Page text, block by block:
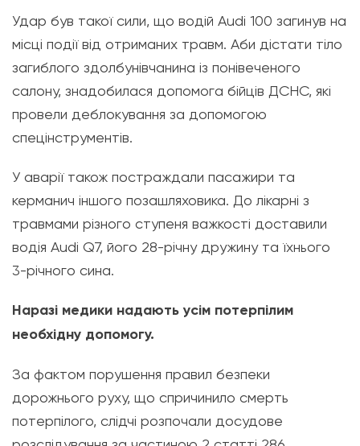
Удар був такої сили, що водій Audi 100 загинув на
місці події від отриманих травм. Аби дістати тіло
загиблого здолбунівчанина із понівеченого
салону, знадобилася допомога бійців ДСНС, які
провели деблокування за допомогою
спецінструментів.
У аварії також постраждали пасажири та
керманич іншого позашляховика. До лікарні з
травмами різного ступеня важкості доставили
водія Audi Q7, його 28-річну дружину та їхнього
3-річного сина.
Наразі медики надають усім потерпілим
необхідну допомогу.
За фактом порушення правил безпеки
дорожнього руху, що спричинило смерть
потерпілого, слідчі розпочали досудове